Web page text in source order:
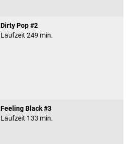
Dirty Pop #2
Laufzeit 249 min.
Feeling Black #3
Laufzeit 133 min.